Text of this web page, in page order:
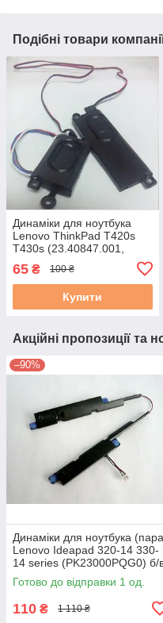
Подібні товари
Динаміки для ноутбука
Lenovo ThinkPad T420s
T430s (23.40847.001,
04W1688, 23.40846.001)
б/в
65 ₴ 100 ₴
Купити
Акційні пропозиції та
–90%
Динаміки для ноутбука
Lenovo Ideapad 320-14 330-
14 series (PK23000PQG0) б/
Готово до відправки 1 од.
110 ₴ 1 110 ₴